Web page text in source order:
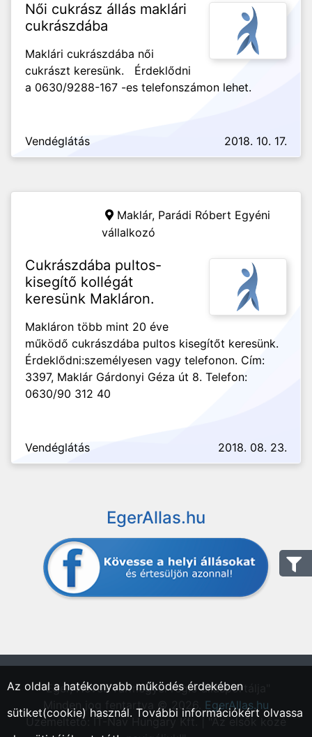
Női cukrász állás maklári
cukrászdába
Maklári cukrászdába női
cukrászt keresünk. Érdeklődni
a 0630/9288-167 -es telefonszámon lehet.
Vendéglátás 2018. 10. 17.
Maklár, Parádi Róbert Egyéni
vállalkozó
Cukrászdába pultos-
kisegítő kollégát
keresünk Makláron.
Makláron több mint 20 éve
működő cukrászdába pultos kisegítőt keresünk.
Érdeklődni:személyesen vagy telefonon. Cím:
3397, Maklár Gárdonyi Géza út 8. Telefon:
0630/90 312 40
Vendéglátás 2018. 08. 23.
EgerAllas.hu
"Eger, Heves vármegyei régió állásportálja"
Minden jog fentartva © 2026. EgerAllas.hu
Üzemeltető: IT-Nav Hungary Kft. | "Az elsők közé
Az oldal a hatékonyabb működés érdekében
sütiket(cookie) használ. További információkért olvassa